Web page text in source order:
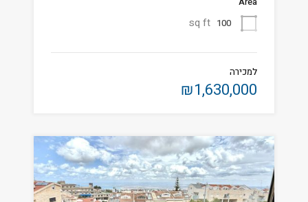
100
sq ft
למכירה
₪1,630,000